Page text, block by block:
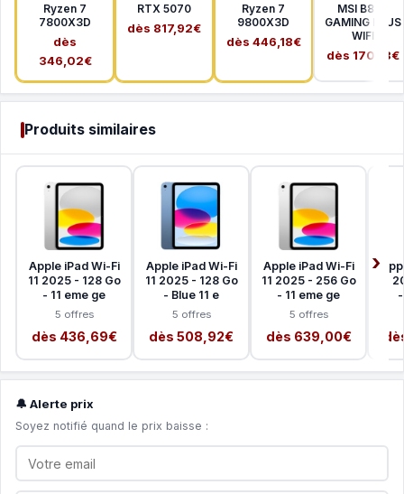
Ryzen 7
7800X3D
dès
346,02€
RTX 5070
dès 817,92€
Ryzen 7
9800X3D
dès 446,18€
MSI B850
GAMING PLUS
WIFI
dès 170,18€
Produits similaires
Apple iPad Wi-Fi
11 2025 - 128 Go
- 11 eme ge
5 offres
dès 436,69€
Apple iPad Wi-Fi
11 2025 - 128 Go
- Blue 11 e
5 offres
dès 508,92€
Apple iPad Wi-Fi
11 2025 - 256 Go
- 11 eme ge
5 offres
dès 639,00€
11
🔔 Alerte prix
Soyez notifié quand le prix baisse :